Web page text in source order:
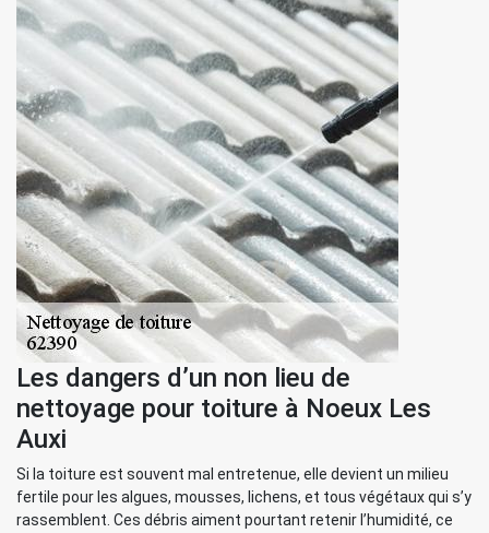
Les dangers d’un non lieu de
nettoyage pour toiture à Noeux Les
Auxi
Si la toiture est souvent mal entretenue, elle devient un milieu
fertile pour les algues, mousses, lichens, et tous végétaux qui s’y
rassemblent. Ces débris aiment pourtant retenir l’humidité, ce